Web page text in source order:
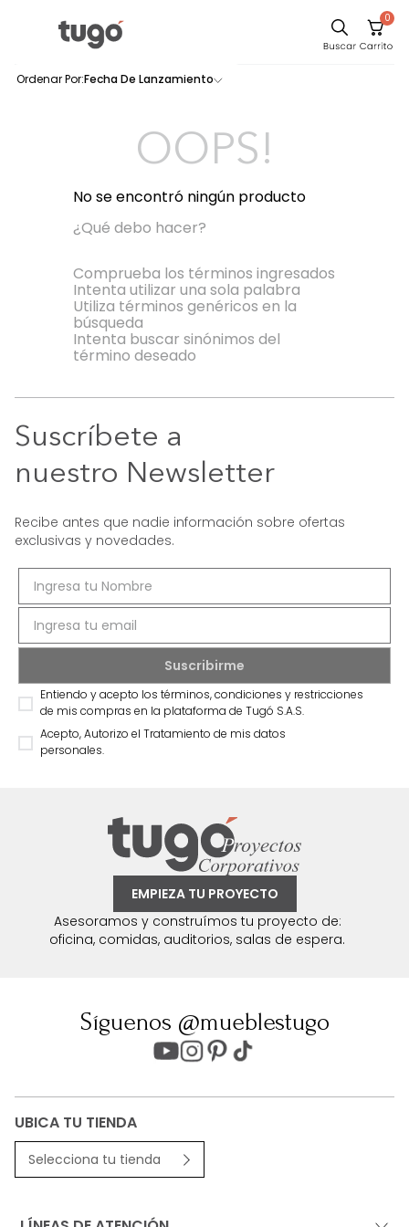
0
Fecha De Lanzamiento
0productos
OOPS!
No se encontró ningún producto
¿Qué debo hacer?
Comprueba los términos ingresados
Intenta utilizar una sola palabra
Utiliza términos genéricos en la
búsqueda
Intenta buscar sinónimos del
término deseado
Suscríbete a
nuestro Newsletter
Recibe antes que nadie información sobre ofertas
exclusivas y novedades.
Entiendo y acepto los términos, condiciones y restricciones
de mis compras en la plataforma de Tugó S.A.S.
Acepto, Autorizo el Tratamiento de mis datos
personales.
EMPIEZA TU PROYECTO
Asesoramos y construímos tu proyecto de:
oficina, comidas, auditorios, salas de espera.
Síguenos @mueblestugo
UBICA TU TIENDA
Selecciona tu tienda
Sofa
Cuadros
Cama
Mesa Centro
Mesa Noche